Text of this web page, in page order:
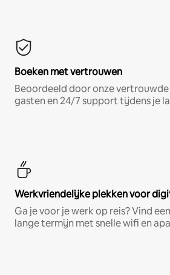
Boeken met vertrouwen
Beoordeeld door onze
gasten en 24/7 support tijdens je
Werkvriendelijke plekken voor
Ga je voor je werk op reis? Vind
lange termijn met snelle wifi en